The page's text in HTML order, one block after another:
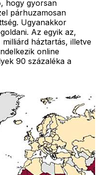
hogy gyorsan
párhuzamosan
Ugyanakkor
Az egyik az,
milliárd háztartás, illetve
online
90 százaléka a